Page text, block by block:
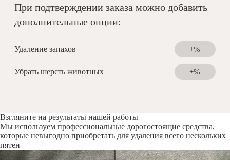
При подтверждении заказа можно добавить
дополнительные опции:
Удаление запахов +%
Убрать шерсть животных +%
Взгляните на результаты нашей работы
Мы используем профессиональные дорогостоящие средства,
которые невыгодно приобретать для удаления всего нескольких
пятен